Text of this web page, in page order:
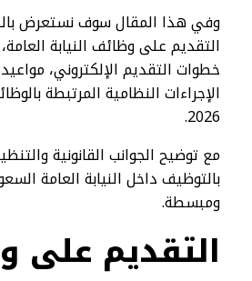
وفي هذا المقال سوف نستعرض
التقديم على وظائف النيابة
خطوات التقديم الإلكتروني،
الإجراءات النظامية المرتبطة
2026.
مع توضيح الجوانب القانونية
بالتوظيف داخل النيابة العامة
ومبسطة.
التقديم على